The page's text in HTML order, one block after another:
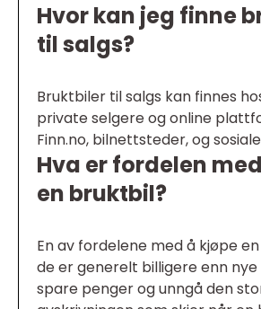
Hvor kan jeg finne
til salgs?
Bruktbiler til salgs kan finnes
private selgere og online
Finn.no, bilnettsteder, og
Hva er fordelen
en bruktbil?
En av fordelene med å kjøpe
de er generelt billigere enn nye
spare penger og unngå den